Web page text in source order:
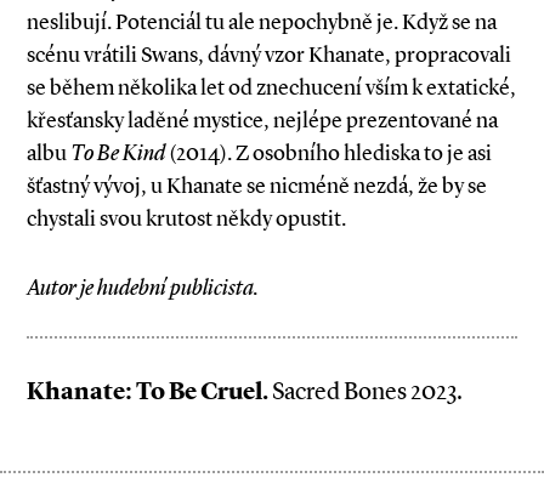
neslibují. Potenciál tu ale nepochybně je. Když se na
scénu vrátili Swans, dávný vzor Khanate, propracovali
se během několika let od znechucení vším k extatické,
křesťansky laděné mystice, nejlépe prezentované na
albuTo Be Kind(2014). Z osobního hlediska to je asi
šťastný vývoj, u Khanate se nicméně nezdá, že by se
chystali svou krutost někdy opustit.
Autor je hudební publicista.
Khanate: To Be Cruel.Sacred Bones 2023.